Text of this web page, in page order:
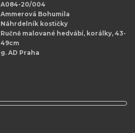
A084-20/004
Ammerová Bohumila
Náhrdelník kostičky
Ručně malované hedvábí, korálky, 43-
49cm
g. AD Praha